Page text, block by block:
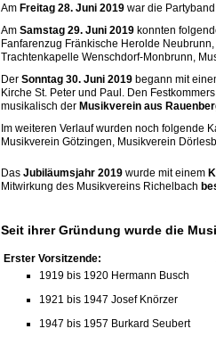
Am Freitag 28. Juni 2019 war die Partyband
Am Samstag 29. Juni 2019 konnten
Fanfarenzug Fränkische Herolde
Trachtenkapelle Wenschdorf-Monbrunn,
Der Sonntag 30. Juni 2019 begann mit
Kirche St. Peter und Paul. Den
musikalisch der Musikverein aus
Im weiteren Verlauf wurden noch folgende
Musikverein Götzingen, Musikverein
Das Jubiläumsjahr 2019 wurde mit einem
Mitwirkung des Musikvereins Richelbach
Seit ihrer Gründung wurde die
Erster Vorsitzende:
1919 bis 1920 Hermann Busch
1921 bis 1947 Josef Knörzer
1947 bis 1957 Burkard Seubert